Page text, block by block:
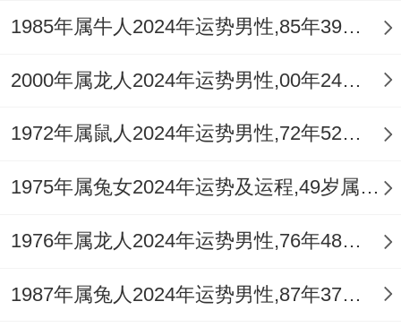
安。
不同年份属蛇者2026年具体运程
流年丙火形成「水火相济」，然癸坐巳火本
弱，遇旺火则有「杯水车薪」之虑，本年重
淡，以养肾水，1965年乙巳生人天干乙木生
扶丙火，火势更旺，事业上或有旧项目重启
1985年属牛人2024年运势男性,85年39岁属牛男2024年每月运程怎么样
2000年属龙人2024年运势男性,00年24岁属龙男2024年每月运程怎么样
1972年属鼠人2024年运势男性,72年52岁属鼠男2024年每月运程怎么样
1975年属兔女2024年运势及运程,49岁属兔人2024全年每月运势女性如何
1976年属龙人2024年运势男性,76年48岁属龙男2024年每月运程怎么样
1987年属兔人2024年运势男性,87年37岁属兔男2024年每月运程怎么样